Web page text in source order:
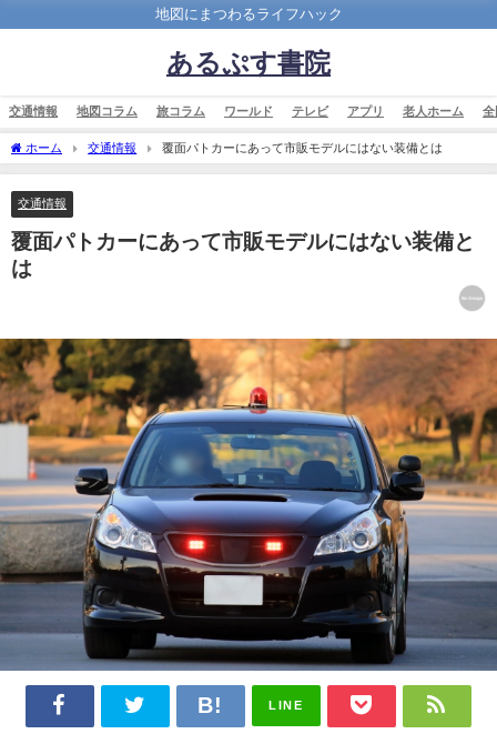
地図にまつわるライフハック
あるぷす書院
交通情報 地図コラム 旅コラム ワールド テレビ アプリ 老人ホーム 全
ホーム 交通情報 覆面パトカーにあって市販モデルにはない装備とは
交通情報
覆面パトカーにあって市販モデルにはない装備と
は
LINE